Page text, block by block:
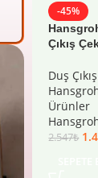
-45%
Çıkış
Duş
Ürünler
2.547₺